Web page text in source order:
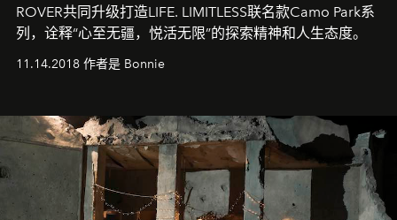
ROVER共同升级打造LIFE. LIMITLESS联名款Camo Park系
列，诠释“心至无疆，悦活无限”的探索精神和人生态度。
11.14.2018 作者是 Bonnie